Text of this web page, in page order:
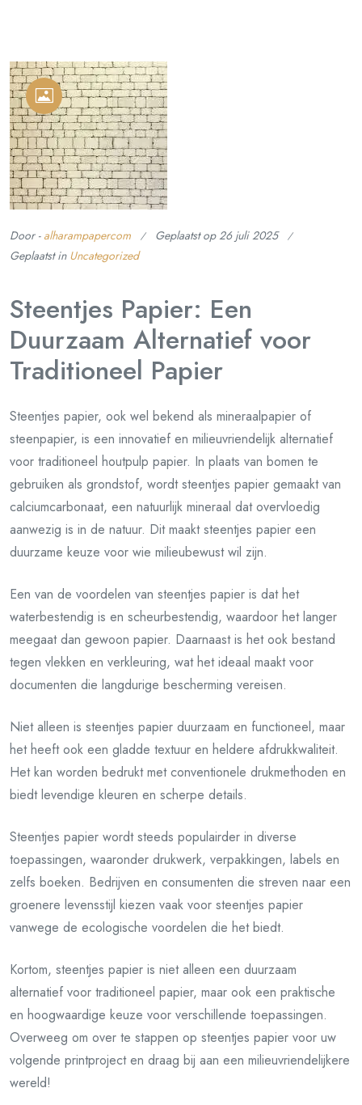
Door - alharampapercom Geplaatst op26 juli 2025
Geplaatst in Uncategorized
Steentjes Papier: Een
Duurzaam Alternatief voor
Traditioneel Papier
Steentjes papier, ook wel bekend als mineraalpapier of
steenpapier, is een innovatief en milieuvriendelijk alternatief
voor traditioneel houtpulp papier. In plaats van bomen te
gebruiken als grondstof, wordt steentjes papier gemaakt van
calciumcarbonaat, een natuurlijk mineraal dat overvloedig
aanwezig is in de natuur. Dit maakt steentjes papier een
duurzame keuze voor wie milieubewust wil zijn.
Een van de voordelen van steentjes papier is dat het
waterbestendig is en scheurbestendig, waardoor het langer
meegaat dan gewoon papier. Daarnaast is het ook bestand
tegen vlekken en verkleuring, wat het ideaal maakt voor
documenten die langdurige bescherming vereisen.
Niet alleen is steentjes papier duurzaam en functioneel, maar
het heeft ook een gladde textuur en heldere afdrukkwaliteit.
Het kan worden bedrukt met conventionele drukmethoden en
biedt levendige kleuren en scherpe details.
Steentjes papier wordt steeds populairder in diverse
toepassingen, waaronder drukwerk, verpakkingen, labels en
zelfs boeken. Bedrijven en consumenten die streven naar een
groenere levensstijl kiezen vaak voor steentjes papier
vanwege de ecologische voordelen die het biedt.
Kortom, steentjes papier is niet alleen een duurzaam
alternatief voor traditioneel papier, maar ook een praktische
en hoogwaardige keuze voor verschillende toepassingen.
Overweeg om over te stappen op steentjes papier voor uw
volgende printproject en draag bij aan een milieuvriendelijkere
wereld!